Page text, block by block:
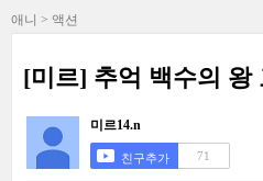
애니 > 액션
[미르] 추억 백수의 왕
미르14.n
친구추가 71